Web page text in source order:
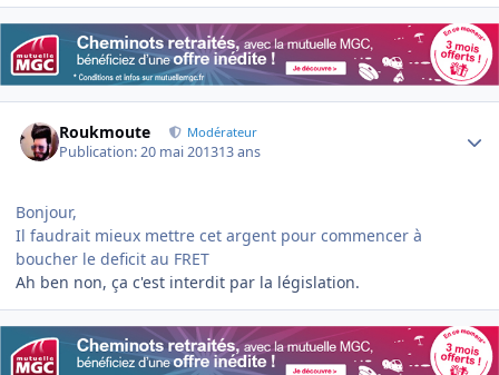
Roukmoute Modérateur
Publication:20 mai 201313 ans
Bonjour,
Il faudrait mieux mettre cet argent pour commencer à
boucher le deficit au FRET
Ah ben non, ça c'est interdit par la législation.